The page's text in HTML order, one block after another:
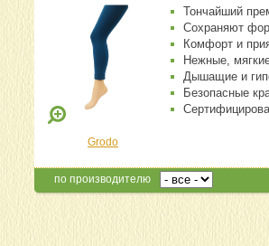
Тончайший
Сохраняют
Комфорт и
Нежные,
Дышащие и
Безопасные
Grodo
по производителю